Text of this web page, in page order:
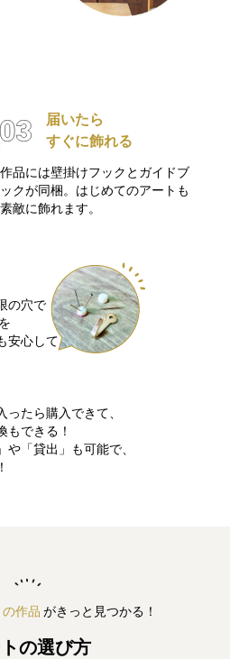
届いたら
すぐに飾れる
作品には壁掛けフックとガイドブ
ックが同梱。はじめてのアートも
素敵に飾れます。
の穴で
安心して
「貸出」も可能で、
たら購入できて、
もできる！
作品 がきっと見つかる！
の選び方